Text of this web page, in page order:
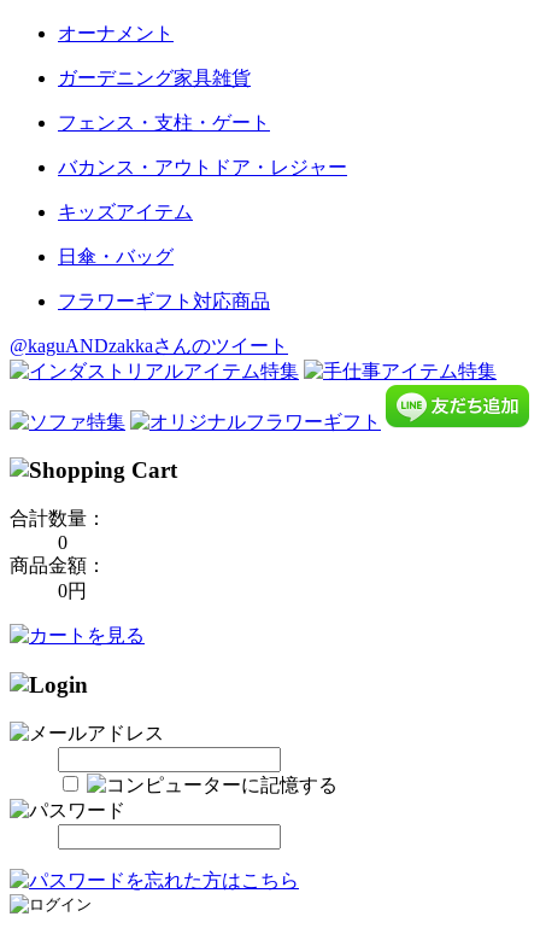
オーナメント
ガーデニング家具雑貨
フェンス・支柱・ゲート
バカンス・アウトドア・レジャー
キッズアイテム
日傘・バッグ
フラワーギフト対応商品
@kaguANDzakkaさんのツイート
合計数量：
0
商品金額：
0円